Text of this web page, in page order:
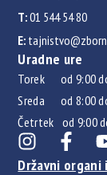
T:01 544 54 80
E:
Uradne ure
Torek od 9:00
Sreda od 8:00
Četrtek od 9:00
Državni